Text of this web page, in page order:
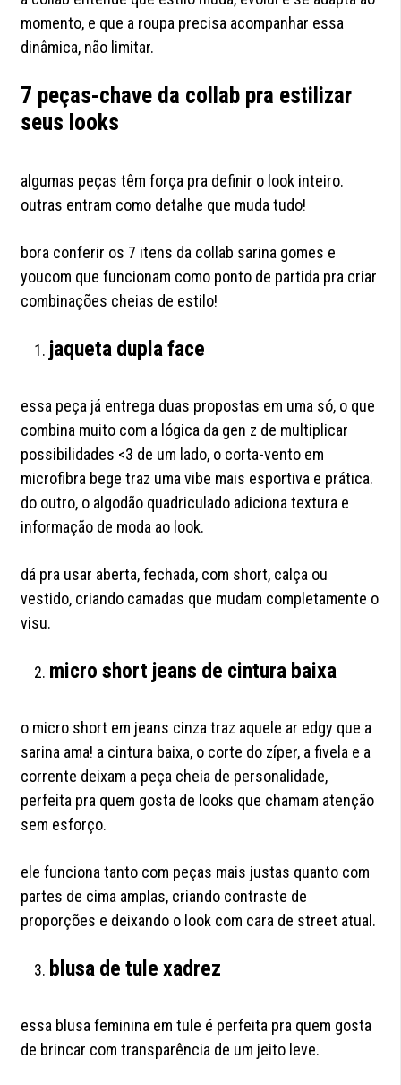
momento, e que a roupa precisa acompanhar essa
dinâmica, não limitar.
7 peças-chave da collab pra estilizar
seus looks
algumas peças têm força pra definir o look inteiro.
outras entram como detalhe que muda tudo!
bora conferir os 7 itens da collab sarina gomes e
youcom que funcionam como ponto de partida pra criar
combinações cheias de estilo!
jaqueta dupla face
essa peça já entrega duas propostas em uma só, o que
combina muito com a lógica da gen z de multiplicar
possibilidades <3 de um lado, o corta-vento em
microfibra bege traz uma vibe mais esportiva e prática.
do outro, o algodão quadriculado adiciona textura e
informação de moda ao look.
dá pra usar aberta, fechada, com short, calça ou
vestido, criando camadas que mudam completamente o
visu.
micro short jeans de cintura baixa
o micro short em jeans cinza traz aquele ar edgy que a
sarina ama! a cintura baixa, o corte do zíper, a fivela e a
corrente deixam a peça cheia de personalidade,
perfeita pra quem gosta de looks que chamam atenção
sem esforço.
ele funciona tanto com peças mais justas quanto com
partes de cima amplas, criando contraste de
proporções e deixando o look com cara de street atual.
blusa de tule xadrez
essa blusa feminina em tule é perfeita pra quem gosta
de brincar com transparência de um jeito leve.